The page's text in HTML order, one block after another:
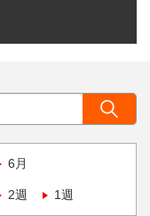
6月
2週 1週